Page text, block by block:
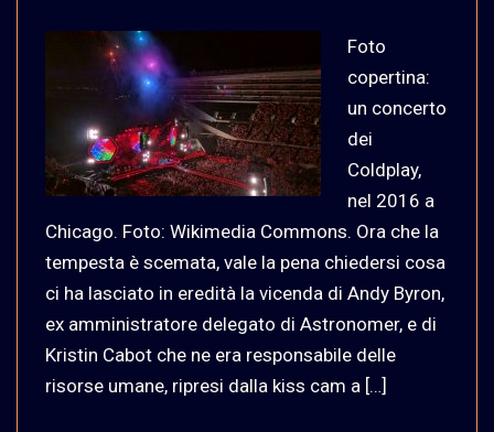
Foto
copertina:
un concerto
dei
Coldplay,
nel 2016 a
Chicago. Foto: Wikimedia Commons. Ora che la
tempesta è scemata, vale la pena chiedersi cosa
ci ha lasciato in eredità la vicenda di Andy Byron,
ex amministratore delegato di Astronomer, e di
Kristin Cabot che ne era responsabile delle
risorse umane, ripresi dalla kiss cam a […]